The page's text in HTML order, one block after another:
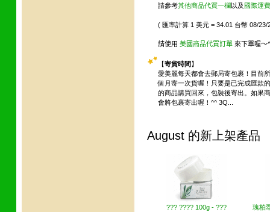
請參考其他商品代買一欄以及 國際運費
( 匯率計算 1 美元 = 34.01 台幣 08/23/
請使用 美國商品代買訂單 來下單喔～
【寄貨時間】
愛美麗每天都會去郵局寄包裹！目前
個月寄一次貨喔！只要是已完成匯款的
的商品購買回來，包裝後寄出。如果
會將包裹寄出喔 ！ ^^ 3Q...
August 的新上架產品
??? ???? 100g - ???
瑰柏